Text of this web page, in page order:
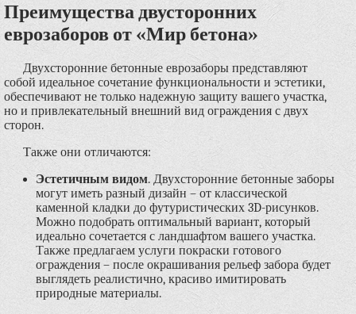
Преимущества двусторонних
еврозаборов от «Мир бетона»
Двухсторонние бетонные еврозаборы представляют
собой идеальное сочетание функциональности и эстетики,
обеспечивают не только надежную защиту вашего участка,
но и привлекательный внешний вид ограждения с двух
сторон.
Также они отличаются:
Эстетичным видом. Двухсторонние бетонные заборы
могут иметь разный дизайн – от классической
каменной кладки до футуристических 3D-рисунков.
Можно подобрать оптимальный вариант, который
идеально сочетается с ландшафтом вашего участка.
Также предлагаем услуги покраски готового
ограждения – после окрашивания рельеф забора будет
выглядеть реалистично, красиво имитировать
природные материалы.